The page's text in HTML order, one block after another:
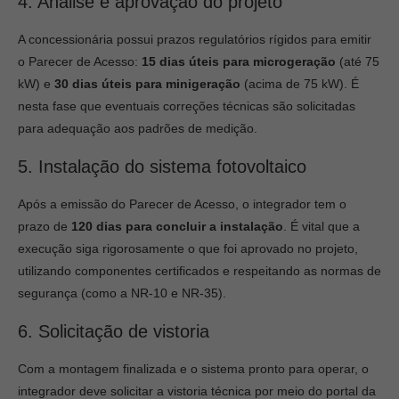
A concessionária possui prazos regulatórios rígidos para emitir
o Parecer de Acesso: 15 dias úteis para microgeração (até 75
kW) e 30 dias úteis para minigeração (acima de 75 kW). É
nesta fase que eventuais correções técnicas são solicitadas
para adequação aos padrões de medição.
5. Instalação do sistema fotovoltaico
Após a emissão do Parecer de Acesso, o integrador tem o
prazo de 120 dias para concluir a instalação . É vital que a
execução siga rigorosamente o que foi aprovado no projeto,
utilizando componentes certificados e respeitando as normas de
segurança (como a NR-10 e NR-35).
6. Solicitação de vistoria
Com a montagem finalizada e o sistema pronto para operar, o
integrador deve solicitar a vistoria técnica por meio do portal da